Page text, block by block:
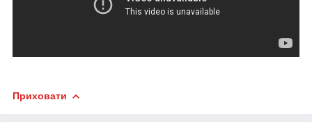
Приховати